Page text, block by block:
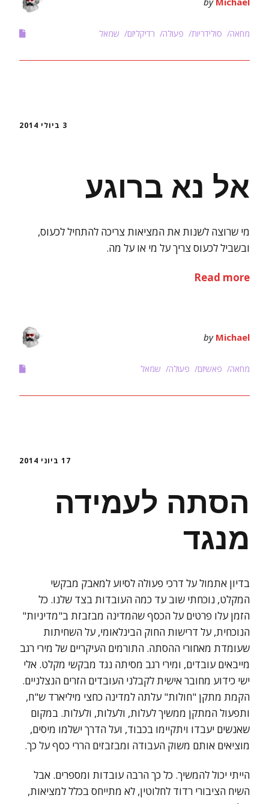
מחאה סולידריות פעולה רדיקליזם שמאל
3 ביולי 2014
אל נא ברוגע
מי שרוצה לשנות את המציאות צריכה להתחיל לכעוס,
ובשביל לכעוס צריך על מי או על מה.
Read more
by Michael
מחאה פאשיזם פעולה שמאל
17 ביוני 2014
הסתה לעמידה
מנגד
בדיון אתמול על דרכי פעולה לסיוע למאבק מבקשי
המקלט, נוכחתי שוב עד כמה העובדות בצד שלנו. כל
הזמן עלו פרטים על הכסף שהמדינה מבזבזת ב"מדיניות"
הנוכחית, על דרישות החוק הבינלאומי, על השחיתות
שעומדת מאחורי ההסתה. התורמים העיקריים של מירי רגב
מייבאים עובדים, ומירי רגב מסיתה נגד מבקשי מקלט. אלי
ישי כידוע מחובר אישית לקבלני העובדים הזרים הנצלניים.
הקמת מתקן "חולות" עלתה למדינה כחצי מיליארד ש"ח,
ותפעול המתקן ממשיך לעלות, ולעלות, ולעלות. במקום
שאנשים יעבדו ויתקיימו בכבוד, ועל הדרך ישלמו מיסים,
מוציאים אותם משוק העבודה ומבזבזים הררי כסף על כך.
הייתי יכול להמשיך. כל כך הרבה עובדות ומספרים. אבל
השיח הציבורי רדוד לחלוטין, לא מתייחס בכלל למציאות,